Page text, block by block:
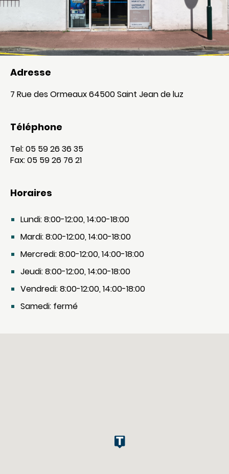
Adresse
7 Rue des Ormeaux 64500 Saint Jean de luz
Téléphone
Tel: 05 59 26 36 35
Fax: 05 59 26 76 21
Horaires
Lundi: 8:00-12:00, 14:00-18:00
Mardi: 8:00-12:00, 14:00-18:00
Mercredi: 8:00-12:00, 14:00-18:00
Jeudi: 8:00-12:00, 14:00-18:00
Vendredi: 8:00-12:00, 14:00-18:00
Samedi: fermé